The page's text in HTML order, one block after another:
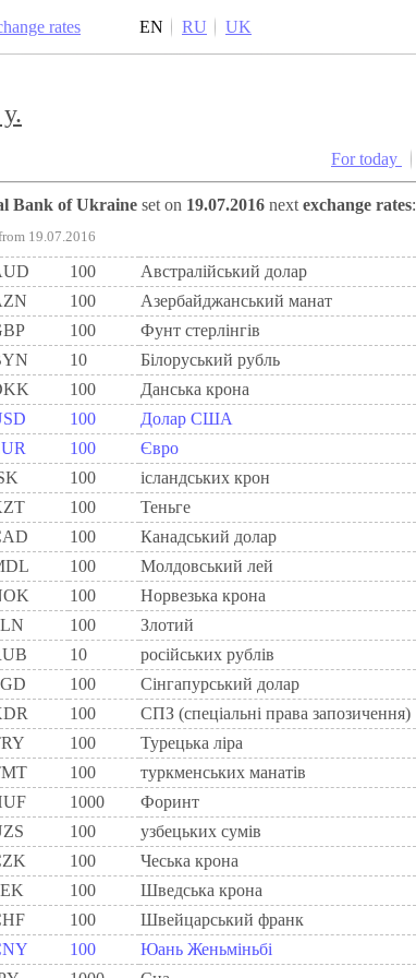
rates EN RU UK
For today
Bank of Ukraine set on 19.07.2016 next exchange rates:
19.07.2016
100 Австралійський долар
100 Азербайджанський манат
100 Фунт стерлінгів
10 Бiлоруський рубль
100 Данська крона
100 Долар США
100 Євро
100 ісландських крон
100 Теньге
100 Канадський долар
100 Молдовський лей
100 Норвезька крона
100 Злотий
10 російських рублів
100 Сінгапурський долар
100 СПЗ (спеціальні права запозичення)
100 Турецька ліра
100 туркменських манатів
1000 Форинт
100 узбецьких сумів
100 Чеська крона
100 Шведська крона
100 Швейцарський франк
100 Юань Женьміньбі